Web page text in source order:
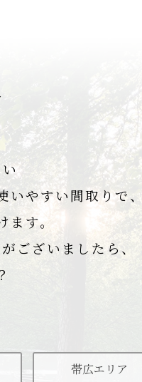
やすい間取りで、
す。
ございましたら、
帯広エリア